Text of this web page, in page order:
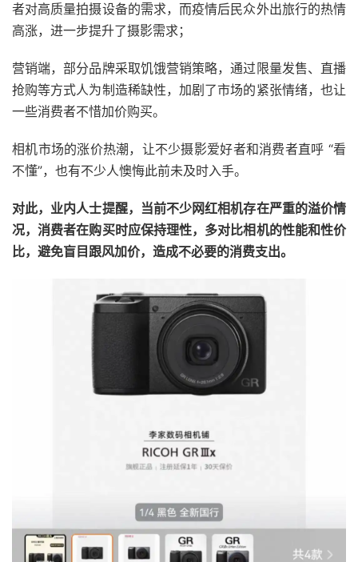
者对高质量拍摄设备的需求，而疫情后民众外出旅行的热情
高涨，进一步提升了摄影需求；
营销端，部分品牌采取饥饿营销策略，通过限量发售、直播
抢购等方式人为制造稀缺性，加剧了市场的紧张情绪，也让
一些消费者不惜加价购买。
相机市场的涨价热潮，让不少摄影爱好者和消费者直呼 “看
不懂”，也有不少人懊悔此前未及时入手。
对此，业内人士提醒，当前不少网红相机存在严重的溢价情
况，消费者在购买时应保持理性，多对比相机的性能和性价
比，避免盲目跟风加价，造成不必要的消费支出。